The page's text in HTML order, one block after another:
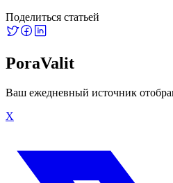
Поделиться статьей
PoraValit
Ваш ежедневный источник
X